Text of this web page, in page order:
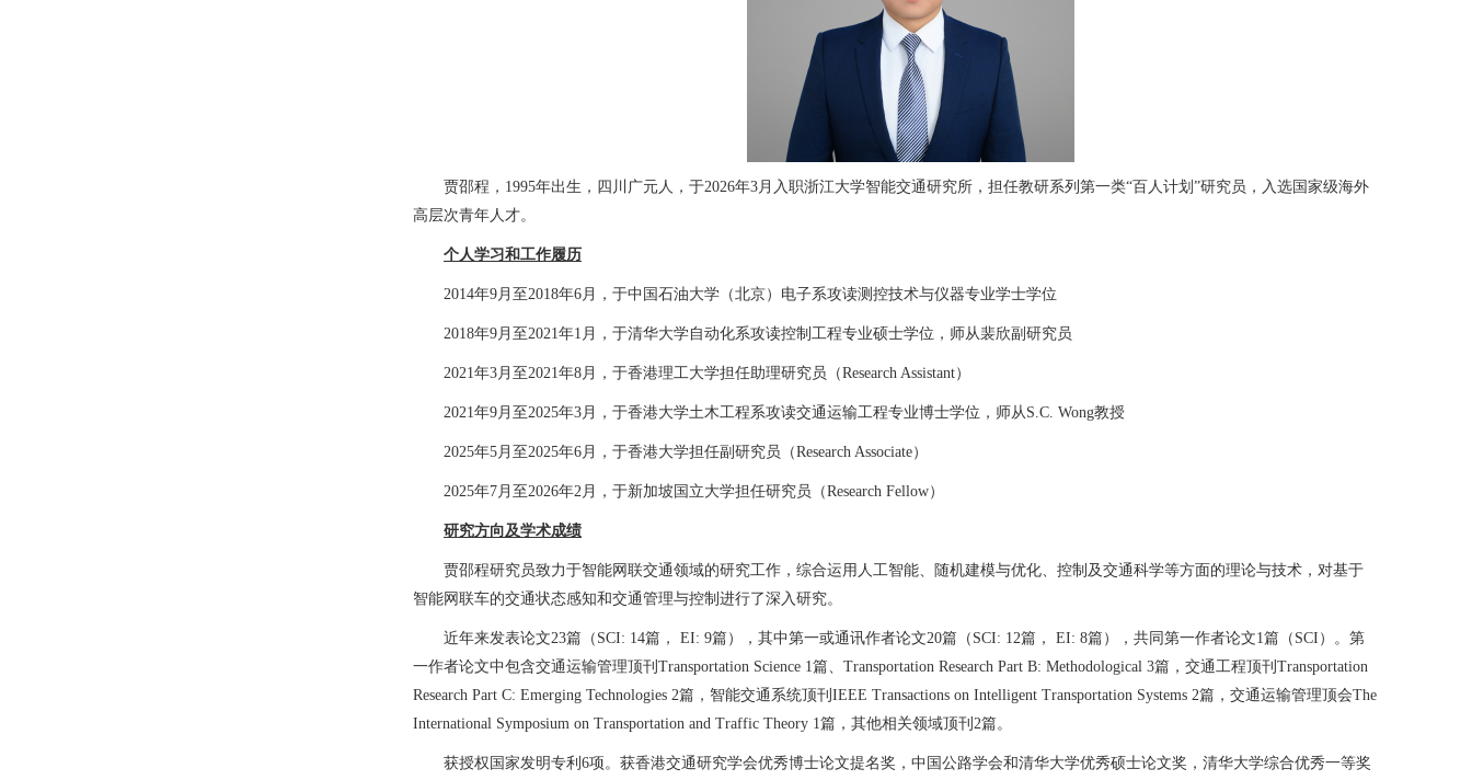
贾邵程，1995年出生，四川广元人，于2026年3月入职浙江大学智能交通研究所，担任教研系列第一类“百人计划”研究员，入选国家级海外
高层次青年人才。
个人学习和工作履历
2014年9月至2018年6月，于中国石油大学（北京）电子系攻读测控技术与仪器专业学士学位
2018年9月至2021年1月，于清华大学自动化系攻读控制工程专业硕士学位，师从裴欣副研究员
2021年3月至2021年8月，于香港理工大学担任助理研究员（Research Assistant）
2021年9月至2025年3月，于香港大学土木工程系攻读交通运输工程专业博士学位，师从S.C. Wong教授
2025年5月至2025年6月，于香港大学担任副研究员（Research Associate）
2025年7月至2026年2月，于新加坡国立大学担任研究员（Research Fellow）
研究方向及学术成绩
贾邵程研究员致力于智能网联交通领域的研究工作，综合运用人工智能、随机建模与优化、控制及交通科学等方面的理论与技术，对基于
智能网联车的交通状态感知和交通管理与控制进行了深入研究。
近年来发表论文23篇（SCI: 14篇， EI: 9篇），其中第一或通讯作者论文20篇（SCI: 12篇， EI: 8篇），共同第一作者论文1篇（SCI）。第
一作者论文中包含交通运输管理顶刊Transportation Science 1篇、Transportation Research Part B: Methodological 3篇，交通工程顶刊Transportation
Research Part C: Emerging Technologies 2篇，智能交通系统顶刊IEEE Transactions on Intelligent Transportation Systems 2篇，交通运输管理顶会The
International Symposium on Transportation and Traffic Theory 1篇，其他相关领域顶刊2篇。
获授权国家发明专利6项。获香港交通研究学会优秀博士论文提名奖，中国公路学会和清华大学优秀硕士论文奖，清华大学综合优秀一等奖